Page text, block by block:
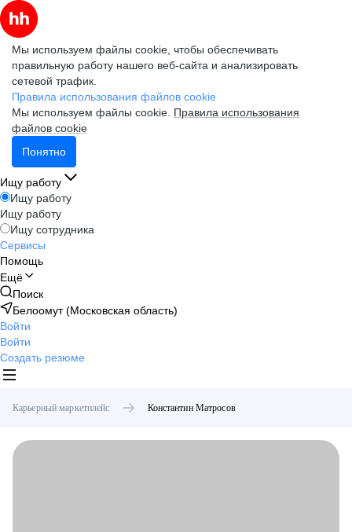
Мы используем файлы cookie, чтобы обеспечивать
правильную работу нашего веб-сайта и анализировать
сетевой трафик.
Правила использования файлов cookie
Мы используем файлы cookie. Правила использования
файлов cookie
Понятно
Ищу работу
Ищу работу
Ищу работу
Ищу сотрудника
Сервисы
Помощь
Ещё
Поиск
Белоомут (Московская область)
Войти
Войти
Создать резюме
Карьерный маркетплейс Константин Матросов